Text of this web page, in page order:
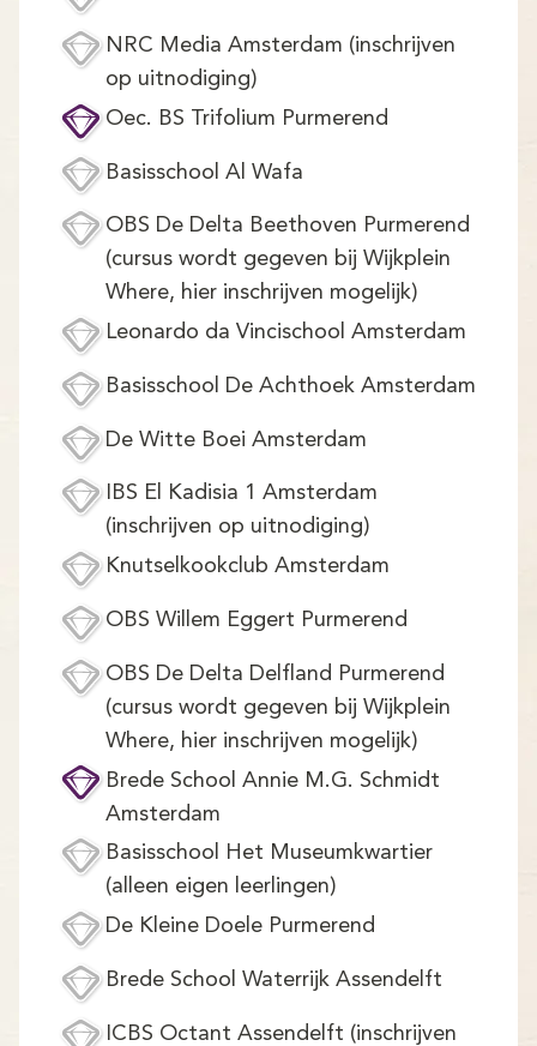
NRC Media Amsterdam (inschrijven
op uitnodiging)
Oec. BS Trifolium Purmerend
Basisschool Al Wafa
OBS De Delta Beethoven Purmerend
(cursus wordt gegeven bij Wijkplein
Where, hier inschrijven mogelijk)
Leonardo da Vincischool Amsterdam
Basisschool De Achthoek Amsterdam
De Witte Boei Amsterdam
IBS El Kadisia 1 Amsterdam
(inschrijven op uitnodiging)
Knutselkookclub Amsterdam
OBS Willem Eggert Purmerend
OBS De Delta Delfland Purmerend
(cursus wordt gegeven bij Wijkplein
Where, hier inschrijven mogelijk)
Brede School Annie M.G. Schmidt
Amsterdam
Basisschool Het Museumkwartier
(alleen eigen leerlingen)
De Kleine Doele Purmerend
Brede School Waterrijk Assendelft
ICBS Octant Assendelft (inschrijven